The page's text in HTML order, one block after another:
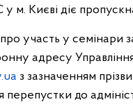
м. Києві діє
участь у семінари
адресу
з зазначенням
до